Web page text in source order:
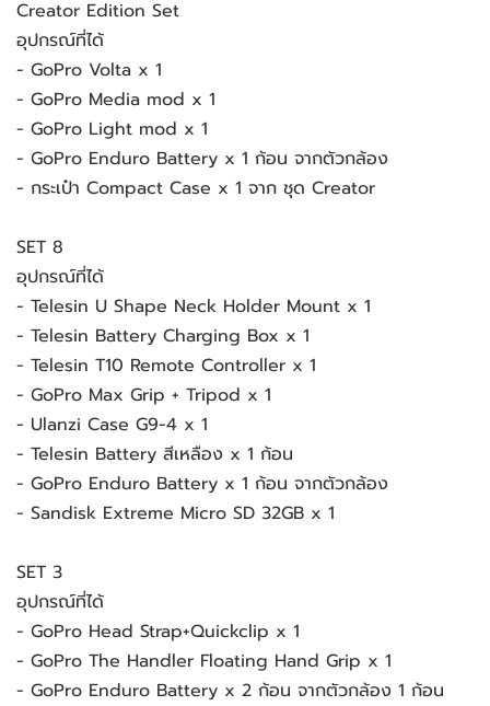
Creator Edition Set
อุปกรณ์ที่ได้
- GoPro Volta x 1
- GoPro Media mod x 1
- GoPro Light mod x 1
- GoPro Enduro Battery x 1 ก้อน จากตัวกล้อง
- กระเป๋า Compact Case x 1 จาก ชุด Creator
SET 8
อุปกรณ์ที่ได้
- Telesin U Shape Neck Holder Mount x 1
- Telesin Battery Charging Box x 1
- Telesin T10 Remote Controller x 1
- GoPro Max Grip + Tripod x 1
- Ulanzi Case G9-4 x 1
- Telesin Battery สีเหลือง x 1 ก้อน
- GoPro Enduro Battery x 1 ก้อน จากตัวกล้อง
- Sandisk Extreme Micro SD 32GB x 1
SET 3
อุปกรณ์ที่ได้
- GoPro Head Strap+Quickclip x 1
- GoPro The Handler Floating Hand Grip x 1
- GoPro Enduro Battery x 2 ก้อน จากตัวกล้อง 1 ก้อน